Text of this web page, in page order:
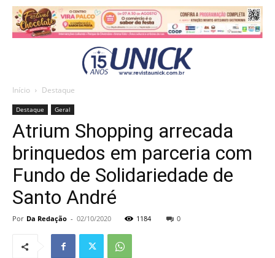
Início Destaque
Destaque Geral
Atrium Shopping arrecada
brinquedos em parceria com
Fundo de Solidariedade de
Santo André
Por Da Redação - 02/10/2020 1184 0